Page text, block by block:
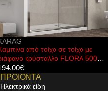
KARAG
Καμπίνα από τοίχο σε τοίχο με
διάφανο κρύσταλλο FLORA 600
Cromo KARAG 160x190cm
272.00
ΠΡΟΙΟΝΤΑ
Ηλεκτρικά είδη